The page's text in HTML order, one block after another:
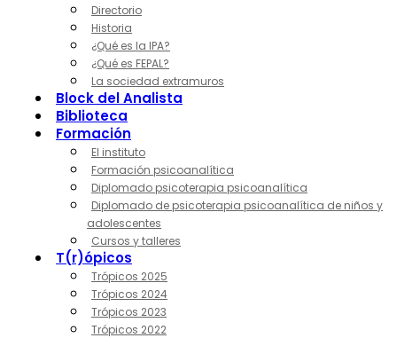
Directorio
Historia
¿Qué es la IPA?
¿Qué es FEPAL?
La sociedad extramuros
Block del Analista
Biblioteca
Formación
El instituto
Formación psicoanalítica
Diplomado psicoterapia psicoanalítica
Diplomado de psicoterapia psicoanalítica de niños y
adolescentes
Cursos y talleres
T(r)ópicos
Trópicos 2025
Trópicos 2024
Trópicos 2023
Trópicos 2022